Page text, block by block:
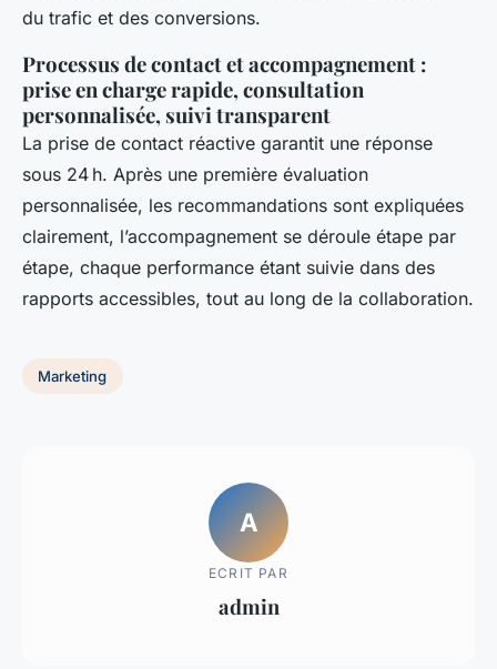
du trafic et des conversions.
Processus de contact et accompagnement :
prise en charge rapide, consultation
personnalisée, suivi transparent
La prise de contact réactive garantit une réponse
sous 24 h. Après une première évaluation
personnalisée, les recommandations sont expliquées
clairement, l’accompagnement se déroule étape par
étape, chaque performance étant suivie dans des
rapports accessibles, tout au long de la collaboration.
Marketing
A
ECRIT PAR
admin